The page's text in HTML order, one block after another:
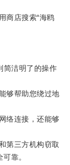
店搜索“海鸥
洁明了的操作
够帮助您绕过地
络连接，还能够
三方机构窃取
靠。